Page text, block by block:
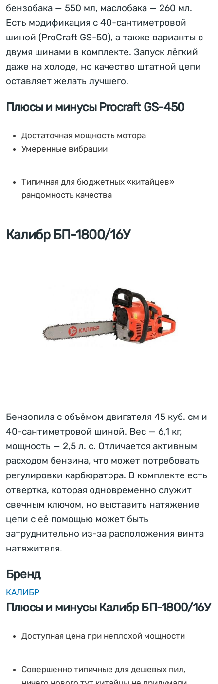
бензобака — 550 мл, маслобака — 260 мл.
Есть модификация с 40-сантиметровой
шиной (ProCraft GS-50), а также варианты с
двумя шинами в комплекте. Запуск лёгкий
даже на холоде, но качество штатной цепи
оставляет желать лучшего.
Плюсы и минусы Procraft GS-450
Достаточная мощность мотора
Умеренные вибрации
Типичная для бюджетных «китайцев»
рандомность качества
Калибр БП-1800/16У
Бензопила с объёмом двигателя 45 куб. см и
40-сантиметровой шиной. Вес — 6,1 кг,
мощность — 2,5 л. с. Отличается активным
расходом бензина, что может потребовать
регулировки карбюратора. В комплекте есть
отвертка, которая одновременно служит
свечным ключом, но выставить натяжение
цепи с её помощью может быть
затруднительно из-за расположения винта
натяжителя.
Бренд
КАЛИБР
Плюсы и минусы Калибр БП-1800/16У
Доступная цена при неплохой мощности
Совершенно типичные для дешевых пил,